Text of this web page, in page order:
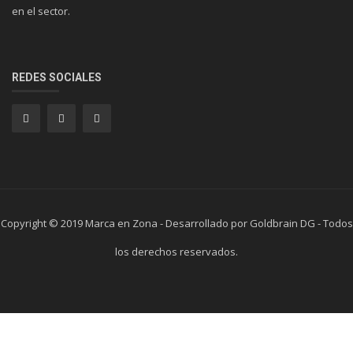
en el sector.
REDES SOCIALES
Copyright © 2019 Marca en Zona - Desarrollado por Goldbrain DG - Todos
los derechos reservados.